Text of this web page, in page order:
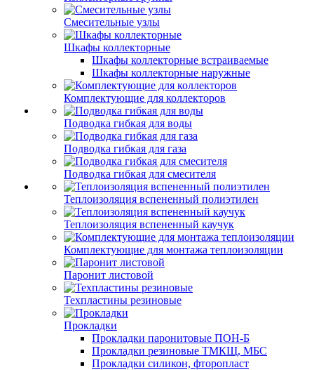
Смесительные узлы
Шкафы коллекторные
Шкафы коллекторные встраиваемые
Шкафы коллекторные наружные
Комплектующие для коллекторов
Подводка гибкая для воды
Подводка гибкая для газа
Подводка гибкая для смесителя
Теплоизоляция вспененный полиэтилен
Теплоизоляция вспененный каучук
Комплектующие для монтажа теплоизоляции
Паронит листовой
Техпластины резиновые
Прокладки
Прокладки паронитовые ПОН-Б
Прокладки резиновые ТМКЩ, МБС
Прокладки силикон, фторопласт